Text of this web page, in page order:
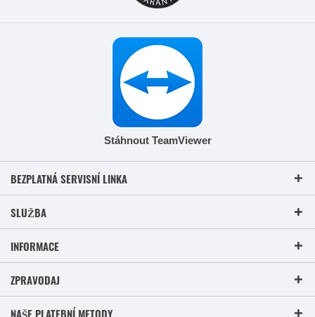
Stáhnout TeamViewer
BEZPLATNÁ SERVISNÍ LINKA
SLUŽBA
INFORMACE
ZPRAVODAJ
NAŠE PLATEBNÍ METODY